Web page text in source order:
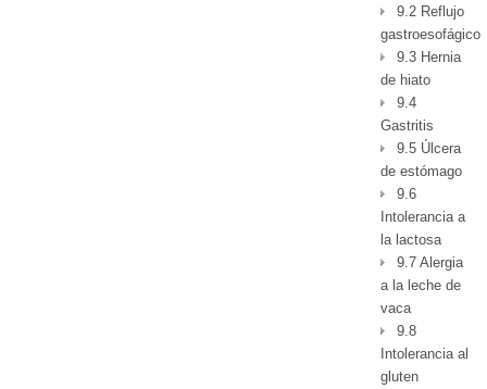
9.2 Reflujo
gastroesofágico
9.3 Hernia
de hiato
9.4
Gastritis
9.5 Úlcera
de estómago
9.6
Intolerancia a
la lactosa
9.7 Alergia
a la leche de
vaca
9.8
Intolerancia al
gluten